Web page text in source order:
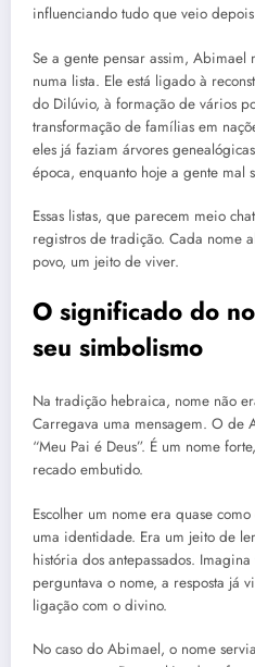
influenciando tudo que veio
Se a gente pensar assim,
numa lista. Ele está ligado à
do Dilúvio, à formação de vários
transformação de famílias em
eles já faziam árvores
época, enquanto hoje a gente mal
Essas listas, que parecem meio
registros de tradição. Cada nome
povo, um jeito de viver.
O significado do
seu simbolismo
Na tradição hebraica, nome não
Carregava uma mensagem. O de
“Meu Pai é Deus”. É um nome
recado embutido.
Escolher um nome era quase
uma identidade. Era um jeito de
história dos antepassados.
perguntava o nome, a resposta já
ligação com o divino.
No caso do Abimael, o nome